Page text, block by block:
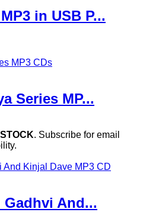
in USB P...
Series MP...
. Subscribe for email
And...